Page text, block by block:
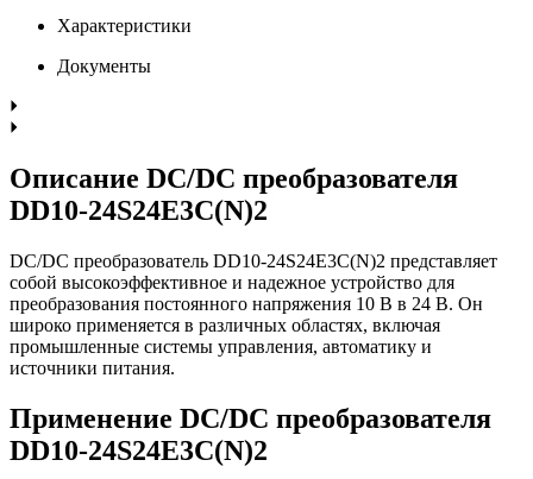
Характеристики
Документы
Описание DC/DC преобразователя
DD10-24S24E3C(N)2
DC/DC преобразователь DD10-24S24E3C(N)2 представляет
собой высокоэффективное и надежное устройство для
преобразования постоянного напряжения 10 В в 24 В. Он
широко применяется в различных областях, включая
промышленные системы управления, автоматику и
источники питания.
Применение DC/DC преобразователя
DD10-24S24E3C(N)2